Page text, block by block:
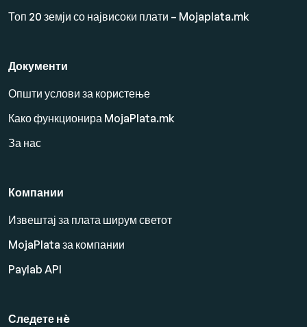
Топ 20 земји со највисоки плати – Mojaplata.mk
Документи
Општи услови за користење
Како функционира MojaPlata.mk
За нас
Компании
Извештај за плата ширум светот
MojaPlata за компании
Paylab API
Следете нè